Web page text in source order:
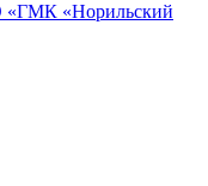
«ГМК «Норильский